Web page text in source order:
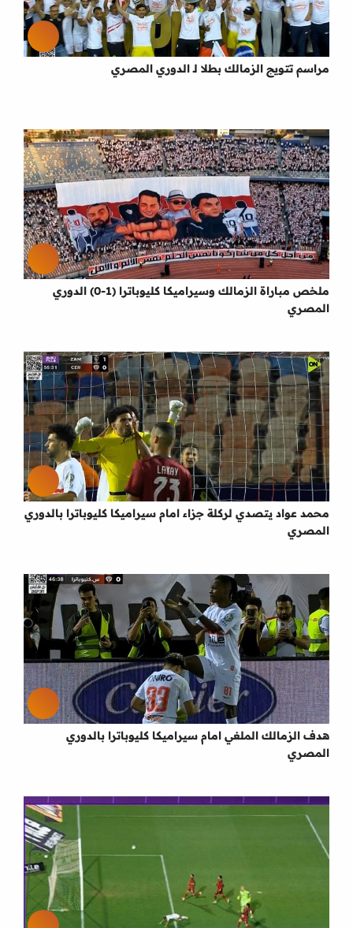
مراسم تتويج الزمالك بطلا لـ الدوري المصري
ملخص مباراة الزمالك وسيراميكا كليوباترا (1-0) الدوري
المصري
محمد عواد يتصدي لركلة جزاء امام سيراميكا كليوباترا بالدوري
المصري
هدف الزمالك الملغي امام سيراميكا كليوباترا بالدوري
المصري